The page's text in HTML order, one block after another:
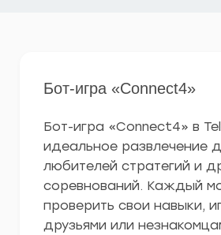
Бот-игра «Connect4»
Бот-игра «Connect4» в
идеальное развлечение
любителей стратегий и
соревнований. Каждый
проверить свои навыки,
друзьями или